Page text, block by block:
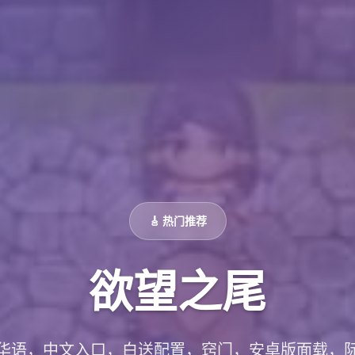
🎸 热门推荐
欲望之尾
语，中文入口，白送配置，窍门，安卓版面载，